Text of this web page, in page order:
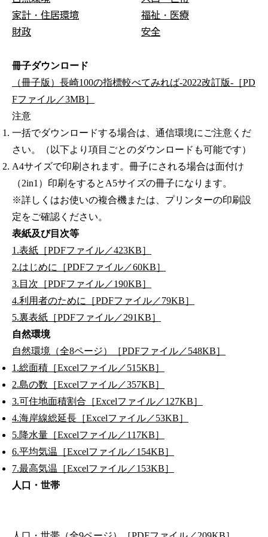
家計・住居環境
福祉・医療
財政
安全
冊子ダウンロード
（冊子版）長崎100の指標較べてみれば-2022改訂版-［PD
Fファイル／3MB］
注意
一括でダウンロードする場合は、通信環境にご注意くだ
さい。（以下より項目ごとのダウンロードも可能です）
A4サイズで印刷されます。冊子にされる場合は面付け
（2in1）印刷をするとA5サイズの冊子になります。
※詳しくはお使いの複合機または、プリンターの印刷設
定をご確認ください。
表紙及び目次等
1.表紙［PDFファイル／423KB］
2.はじめに［PDFファイル／60KB］
3.目次［PDFファイル／190KB］
4.利用者のために［PDFファイル／79KB］
5.裏表紙［PDFファイル／291KB］
自然環境
自然環境（全8ページ）［PDFファイル／548KB］
1.総面積［Excelファイル／515KB］
2.島の数［Excelファイル／357KB］
3.可住地面積割合［Excelファイル／127KB］
4.海岸線総延長［Excelファイル／53KB］
5.降水量［Excelファイル／117KB］
6.平均気温［Excelファイル／154KB］
7.最高気温［Excelファイル／153KB］
人口・世帯